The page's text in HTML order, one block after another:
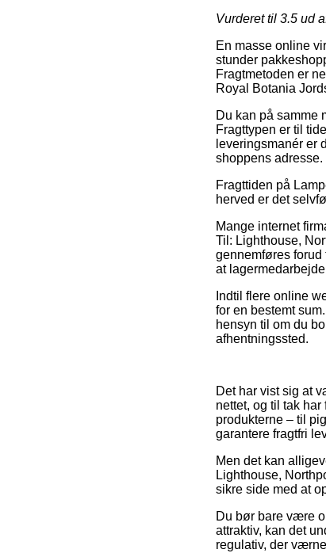
Vurderet til 3.5 ud
En masse online
stunder
Fragtmetoden er
Royal Botania
Du kan på samme
Fragttypen er til
leveringsmanér er
shoppens adresse.
Fragttiden på
herved er det
Mange internet
Til: Lighthouse,
gennemføres forud
at
Indtil flere online
for en bestemt
hensyn til om du
afhentningssted.
Det har vist sig at
nettet, og til tak
produkterne – til
garantere fragtfri
Men det kan
Lighthouse,
sikre side med at
Du bør bare være
attraktiv, kan det
regulativ, der